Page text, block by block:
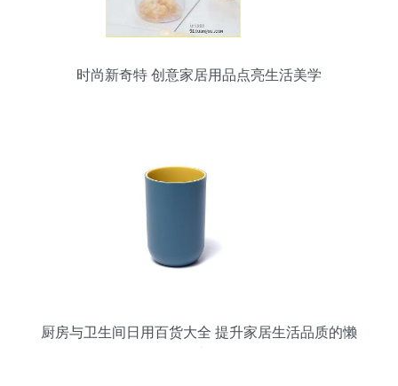
时尚新奇特 创意家居用品点亮生活美学
厨房与卫生间日用百货大全 提升家居生活品质的懒